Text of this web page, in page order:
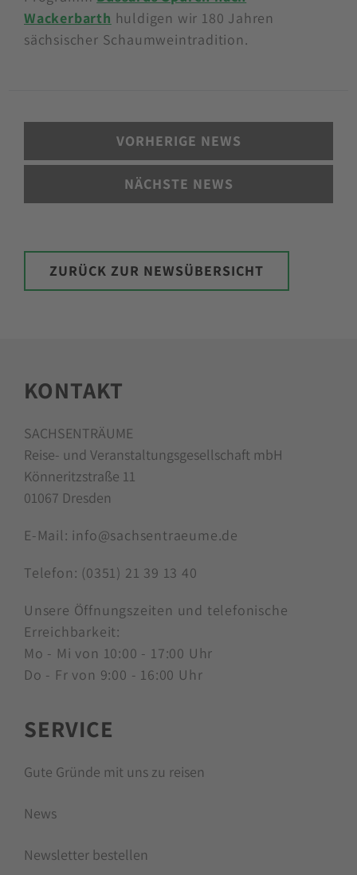
Wackerbarth huldigen wir 180 Jahren
sächsischer Schaumweintradition.
VORHERIGE NEWS
NÄCHSTE NEWS
ZURÜCK ZUR NEWSÜBERSICHT
KONTAKT
SACHSENTRÄUME
Reise- und Veranstaltungsgesellschaft mbH
Könneritzstraße 11
01067 Dresden
E-Mail: info@sachsentraeume.de
Telefon: (0351) 21 39 13 40
Unsere Öffnungszeiten und telefonische
Erreichbarkeit:
Mo - Mi von 10:00 - 17:00 Uhr
Do - Fr von 9:00 - 16:00 Uhr
SERVICE
Gute Gründe mit uns zu reisen
News
Newsletter bestellen